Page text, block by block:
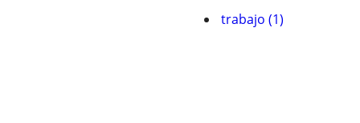
trabajo (1)